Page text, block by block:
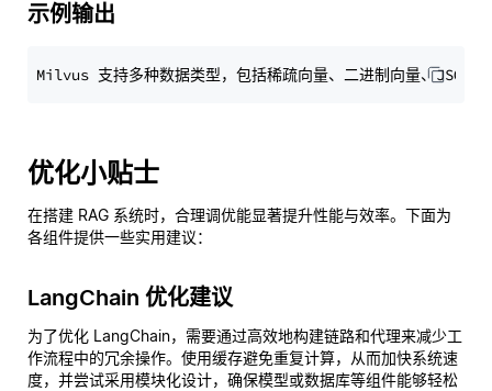
示例输出
优化小贴士
在搭建 RAG 系统时，合理调优能显著提升性能与效率。下面为
各组件提供一些实用建议：
LangChain 优化建议
为了优化 LangChain，需要通过高效地构建链路和代理来减少工
作流程中的冗余操作。使用缓存避免重复计算，从而加快系统速
度，并尝试采用模块化设计，确保模型或数据库等组件能够轻松